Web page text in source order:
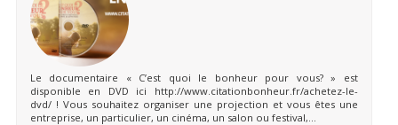
Le documentaire « C’est quoi le bonheur pour vous? » est
disponible en DVD ici http://www.citationbonheur.fr/achetez-le-
dvd/ ! Vous souhaitez organiser une projection et vous êtes une
entreprise, un particulier, un cinéma, un salon ou festival,...